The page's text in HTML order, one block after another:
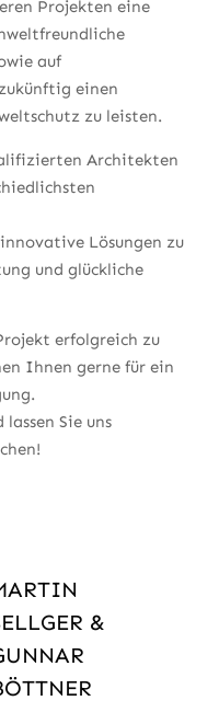
Projekten eine
auf
einen
zu leisten.
Architekten
Lösungen zu
und glückliche
erfolgreich zu
Ihnen gerne für ein
Sie uns
&